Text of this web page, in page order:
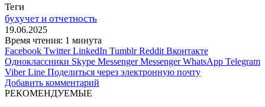
Теги
бухучет и отчетность
19.06.2025
Время чтения: 1 минута
Facebook Twitter LinkedIn Tumblr Reddit Вконтакте
Одноклассники Skype Messenger Messenger WhatsApp Telegram
Viber Line Поделиться через электронную почту
Добавить комментарий
РЕКОМЕНДУЕМЫЕ